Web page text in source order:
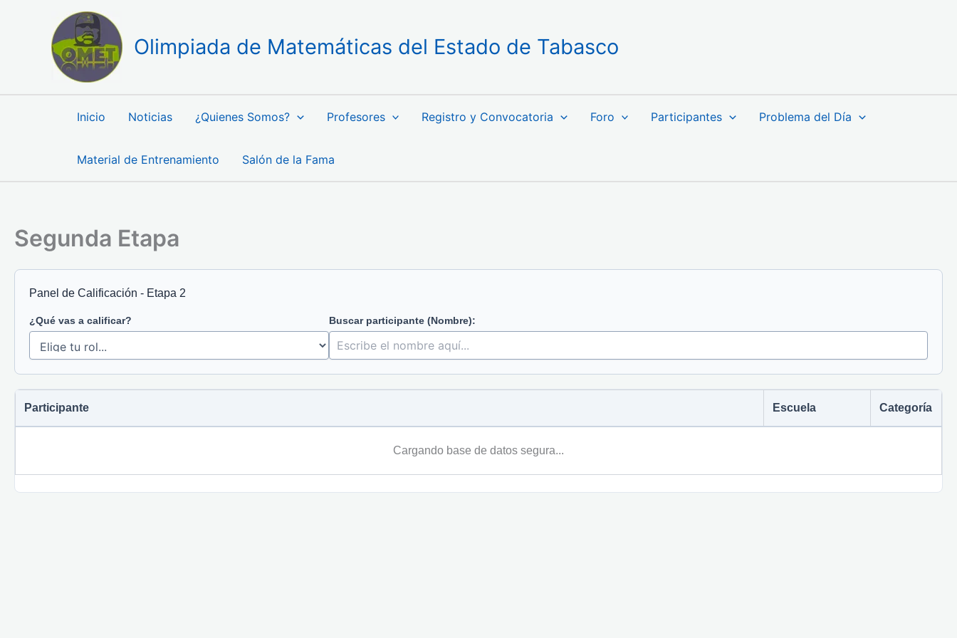
contenido
Olimpiada de Matemáticas del Estado de Tabasco
Inicio Noticias ¿Quienes Somos? Profesores Registro y Convocatoria Foro Participantes Problema del Día
Material de Entrenamiento Salón de la Fama
Segunda Etapa
Panel de Calificación - Etapa 2
¿Qué vas a calificar? Buscar participante (Nombre):
Participante Escuela Categoría
Cargando base de datos segura...